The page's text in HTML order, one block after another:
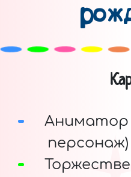
Аниматор
персонаж)